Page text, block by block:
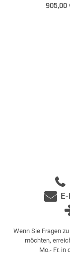
905,00
Wenn Sie Fragen
möchten,
Mo.- Fr. in